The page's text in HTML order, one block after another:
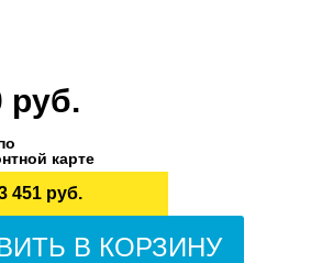
руб.
карте
451 руб.
В КОРЗИНУ